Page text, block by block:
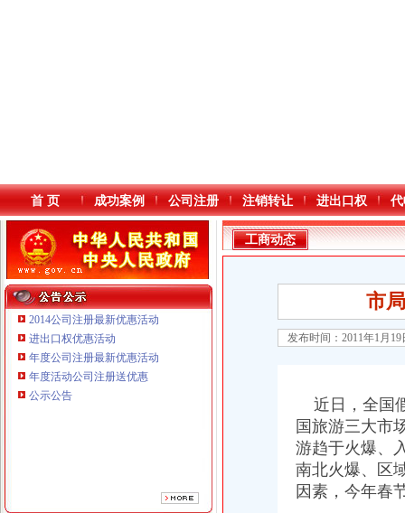
本站导航
首 页 成功案例 公司注册 注销转让 进出口权
2014公司注册最新优惠活动
进出口权优惠活动
年度公司注册最新优惠活动
年度活动公司注册送优惠
公示公告
重庆鸽牌电线电缆有限公司 渝北10010万 (进出口权)
重庆海谛升进出口贸易有限公司 渝北100万 （进出口权）
工商动态
市
发布时间：2011年1月
近日，全国
国旅游三大市
游趋于火爆、
南北火爆、区
因素，今年春